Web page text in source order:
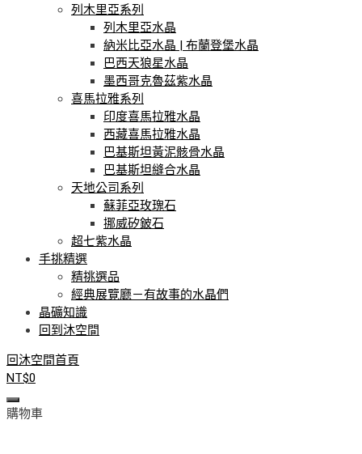
列木里亞系列
列木里亞水晶
納米比亞水晶 | 布蘭登堡水晶
巴西天狼星水晶
墨西哥克魯茲紫水晶
喜馬拉雅系列
印度喜馬拉雅水晶
西藏喜馬拉雅水晶
巴基斯坦黃泥骸骨水晶
巴基斯坦縫合水晶
天地公司系列
蘇菲亞玫瑰石
挪威矽鈹石
超七紫水晶
手挑精選
精挑選品
經典展覽廳－有故事的水晶們
晶礦知識
回到沐空間
回沐空間首頁
NT$0
購物車